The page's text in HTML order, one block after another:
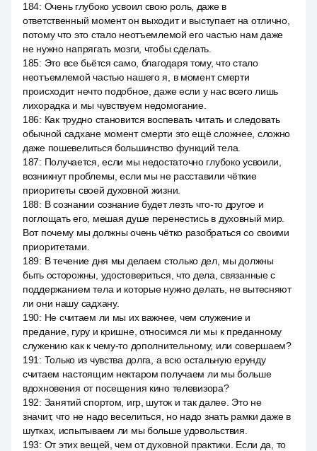
184: Очень глубоко усвоил свою роль, даже в
ответственный момент он выходит и выступает на отлично,
потому что это стало неотъемлемой его частью нам даже
не нужно напрягать мозги, чтобы сделать.
185: Это все бьётся само, благодаря тому, что стало
неотъемлемой частью нашего я, в момент смерти
происходит нечто подобное, даже если у нас всего лишь
лихорадка и мы чувствуем недомогание.
186: Как трудно становится воспевать читать и следовать
обычной садхане момент смерти это ещё сложнее, сложно
даже пошевелиться большинство функций тела.
187: Получается, если мы недостаточно глубоко усвоили,
возникнут проблемы, если мы не расставили чёткие
приоритеты своей духовной жизни.
188: В сознании сознание будет лезть что-то другое и
поглощать его, мешая душе перенестись в духовный мир.
Вот почему мы должны очень чётко разобраться со своими
приоритетами.
189: В течение дня мы делаем столько дел, мы должны
быть осторожны, удостовериться, что дела, связанные с
поддержанием тела и которые нужно делать, не вытесняют
ли они нашу садхану.
190: Не считаем ли мы их важнее, чем служение и
предание, гуру и кришне, относимся ли мы к преданному
служению как к чему-то дополнительному, или совершаем?
191 : Только из чувства долга, а всю остальную ерунду
считаем настоящим нектаром получаем ли мы больше
вдохновения от посещения кино телевизора?
192: Занятий спортом, игр, шуток и так далее. Это не
значит, что не надо веселиться, но надо знать рамки даже в
шутках, испытываем ли мы больше удовольствия.
193: От этих вещей, чем от духовной практики. Если да, то